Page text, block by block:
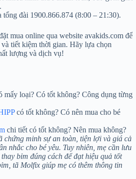
đài 1900.866.874 (8:00 – 21:30).
mua online qua website avakids.com để
tiết kiệm thời gian. Hãy lựa chọn
lượng và dịch vụ!
mấy loại? Có tốt không? Công dụng từng
có tốt không? Có nên mua cho bé
chi tiết có tốt không? Nên mua không?
chứng minh sự an toàn, tiện lợi và giá cả
nhắc cho bé yêu. Tuy nhiên, mẹ cần lưu
bỉm đúng cách để đạt hiệu quả tốt
tã Molfix giúp mẹ có thêm thông tin